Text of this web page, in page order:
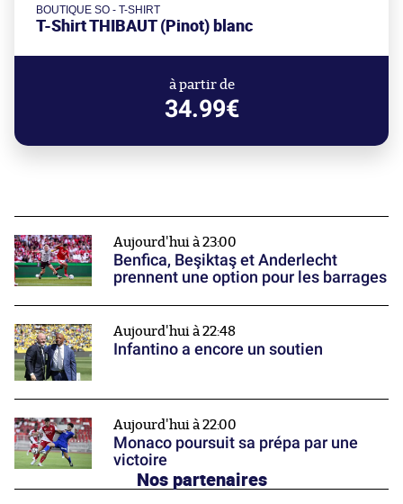
BOUTIQUE SO - T-SHIRT
T-Shirt THIBAUT (Pinot) blanc
à partir de
34.99€
Aujourd'hui à 23:00
Benfica, Beşiktaş et Anderlecht
prennent une option pour les barrages
Aujourd'hui à 22:48
Infantino a encore un soutien
Aujourd'hui à 22:00
Monaco poursuit sa prépa par une
victoire
Nos partenaires